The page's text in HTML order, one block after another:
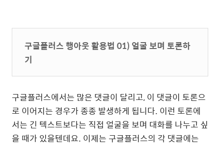
구글플러스 행아웃 활용법 01) 얼굴 보며 토론하
기
구글플러스에서는 많은 댓글이 달리고, 이 댓글이 토론으
로 이어지는 경우가 종종 발생하게 됩니다. 이런 토론에
서는 긴 텍스트보다는 직접 얼굴을 보며 대화를 나누고 싶
을 때가 있을텐데요. 이제는 구글플러스의 각 댓글에는